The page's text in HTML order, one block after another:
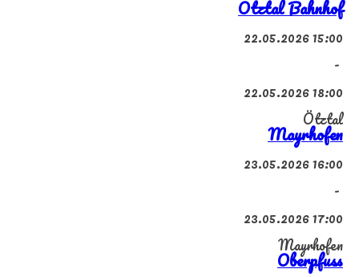
Ötztal Bahnhof
22.05.2026 15:00
-
22.05.2026 18:00
Ötztal
Mayrhofen
23.05.2026 16:00
-
23.05.2026 17:00
Mayrhofen
Oberpfuss